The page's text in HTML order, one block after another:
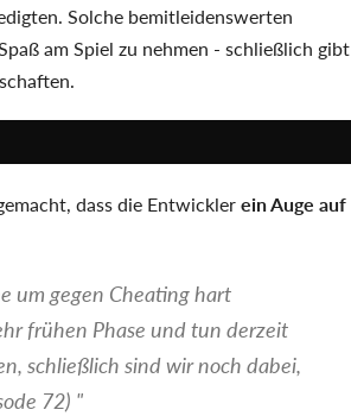
Solche bemitleidenswerten
am Spiel zu nehmen - schließlich gibt
dass die Entwicklerein Auge auf
um gegen Cheating hart
frühen Phase und tun derzeit
schließlich sind wir noch dabei,
72) "